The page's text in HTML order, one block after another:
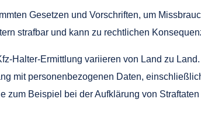
Gesetzen und Vorschriften, um
strafbar und kann zu rechtlichen
Halter-Ermittlung variieren von Land zu
mit personenbezogenen Daten,
zum Beispiel bei der Aufklärung von